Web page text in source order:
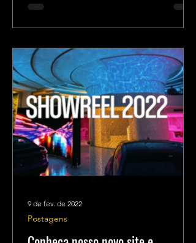
Postagens
9 de fev. de 2022